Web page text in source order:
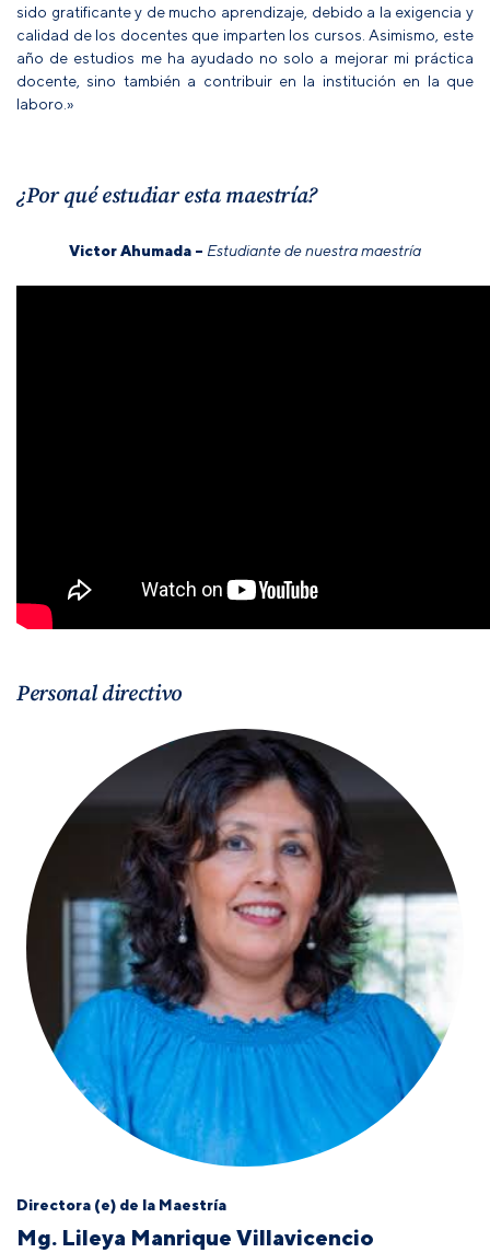
sido gratificante y de mucho aprendizaje, debido a la exigencia y
calidad de los docentes que imparten los cursos. Asimismo, este
año de estudios me ha ayudado no solo a mejorar mi práctica
docente, sino también a contribuir en la institución en la que
laboro.»
¿Por qué estudiar esta maestría?
Victor Ahumada – Estudiante de nuestra maestría
Personal directivo
Directora (e) de la Maestría
Mg. Lileya Manrique Villavicencio